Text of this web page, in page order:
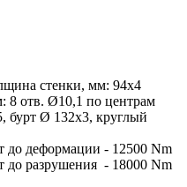
стенки, мм: 94х4
8 отв. Ø10,1 по центрам
бурт Ø 132х3, круглый
деформации - 12500 Nm
разрушения - 18000 Nm